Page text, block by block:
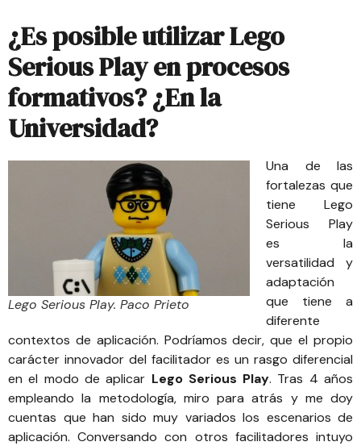
¿Es posible utilizar Lego
Serious Play en procesos
formativos? ¿En la
Universidad?
Lego Serious Play. Paco Prieto
Una de las
fortalezas que
tiene Lego
Serious Play
es la
versatilidad y
adaptación
que tiene a
diferente
contextos de aplicación. Podríamos decir, que el propio
carácter innovador del facilitador es un rasgo diferencial
en el modo de aplicar Lego Serious Play. Tras 4 años
empleando la metodología, miro para atrás y me doy
cuentas que han sido muy variados los escenarios de
aplicación. Conversando con otros facilitadores intuyo